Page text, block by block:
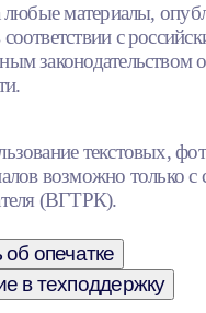
любые материалы,
с
законодательством
текстовых,
возможно только с
(ВГТРК).
опечатке
в техподдержку